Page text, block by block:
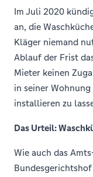
Im Juli 2020
an, die
Kläger niemand
Ablauf der Frist
Mieter keinen
in seiner
installieren zu
Das Urteil:
Wie auch das
Bundesgerichtshof